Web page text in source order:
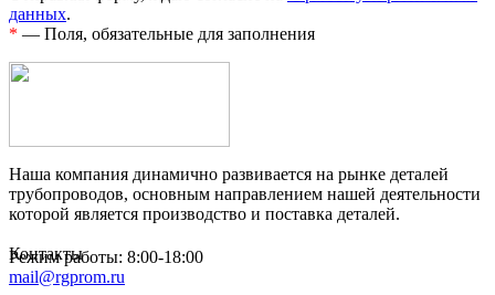
данных.
* — Поля, обязательные для заполнения
Наша компания динамично развивается на рынке деталей
трубопроводов, основным направлением нашей деятельности
которой является производство и поставка деталей.
Контакты
Режим работы: 8:00-18:00
mail@rgprom.ru